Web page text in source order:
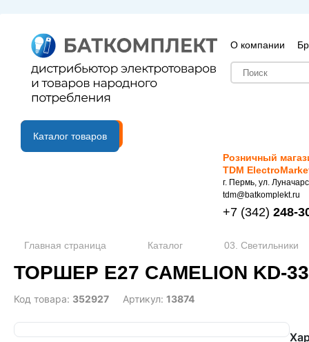
О компании
B2B портал
Каталог товаров
Розничный
TDM
г. Пермь, ул.
tdm@batkomplekt.ru
+7 (342) 248-
Главная страница Каталог 03. Светильники
ТОРШЕР Е27 CAMELION KD-
Код товара: 352927 Артикул: 13874